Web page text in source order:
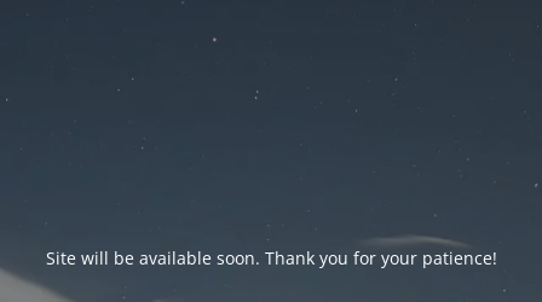
Site will be available soon. Thank you for your patience!